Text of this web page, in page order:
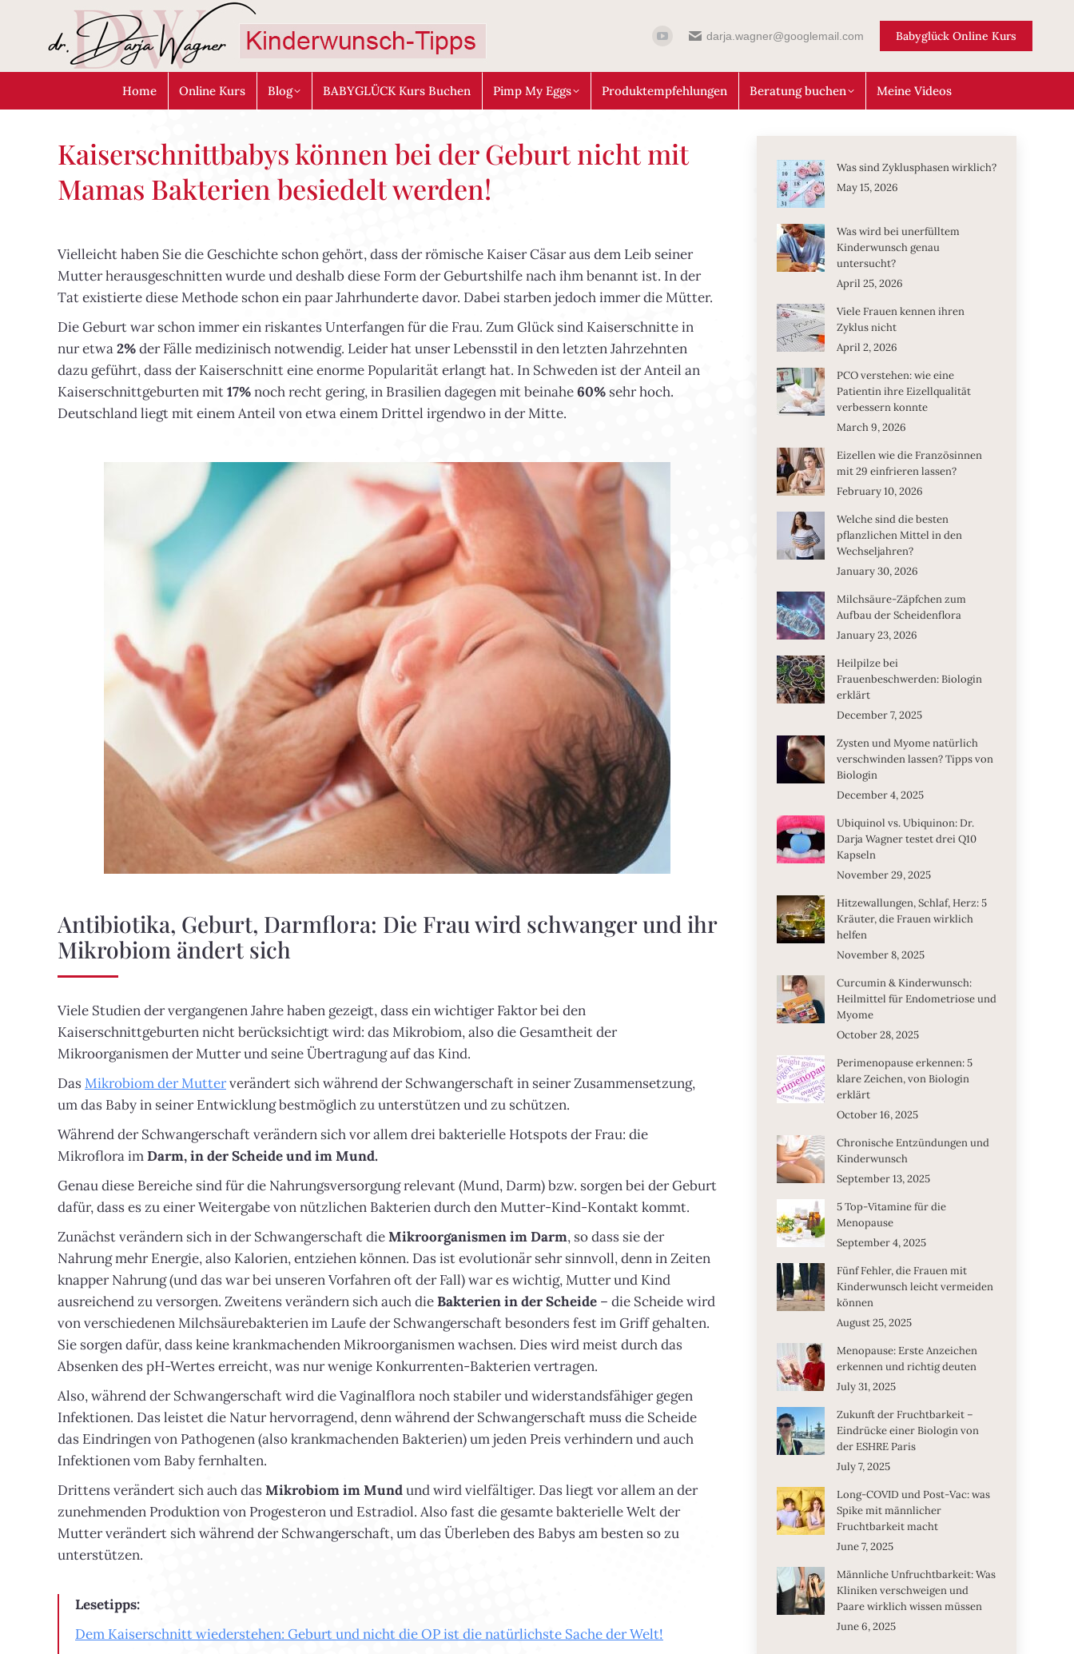
darja.wagner@googlemail.com Babyglück Online Kurs
Home Online Kurs Blog BABYGLÜCK Kurs Buchen Pimp My Eggs Produktempfehlungen Beratung buchen Meine Videos
Kaiserschnittbabys können bei der Geburt nicht mit
Mamas Bakterien besiedelt werden!
Vielleicht haben Sie die Geschichte schon gehört, dass der römische Kaiser Cäsar aus dem Leib seiner
Mutter herausgeschnitten wurde und deshalb diese Form der Geburtshilfe nach ihm benannt ist. In der
Tat existierte diese Methode schon ein paar Jahrhunderte davor. Dabei starben jedoch immer die Mütter.
Die Geburt war schon immer ein riskantes Unterfangen für die Frau. Zum Glück sind Kaiserschnitte in
nur etwa2%der Fälle medizinisch notwendig. Leider hat unser Lebensstil in den letzten Jahrzehnten
dazu geführt, dass der Kaiserschnitt eine enorme Popularität erlangt hat. In Schweden ist der Anteil an
Kaiserschnittgeburten mit17%noch recht gering, in Brasilien dagegen mit beinahe60% sehr hoch.
Deutschland liegt mit einem Anteil von etwa einem Drittel irgendwo in der Mitte.
Antibiotika, Geburt, Darmflora: Die Frau wird schwanger und ihr
Mikrobiom ändert sich
Viele Studien der vergangenen Jahre haben gezeigt, dass ein wichtiger Faktor bei den
Kaiserschnittgeburten nicht berücksichtigt wird: das Mikrobiom, also die Gesamtheit der
Mikroorganismen der Mutter und seine Übertragung auf das Kind.
DasMikrobiom der Mutterverändert sich während der Schwangerschaft in seiner Zusammensetzung,
um das Baby in seiner Entwicklung bestmöglich zu unterstützen und zu schützen.
Während der Schwangerschaft verändern sich vor allem drei bakterielle Hotspots der Frau: die
Mikroflora imDarm, in der Scheide und im Mund.
Genau diese Bereiche sind für die Nahrungsversorgung relevant (Mund, Darm) bzw. sorgen bei der Geburt
dafür, dass es zu einer Weitergabe von nützlichen Bakterien durch den Mutter-Kind-Kontakt kommt.
Zunächst verändern sich in der Schwangerschaft dieMikroorganismen imDarm, so dass sie der
Nahrung mehr Energie, also Kalorien, entziehen können. Das ist evolutionär sehr sinnvoll, denn in Zeiten
knapper Nahrung (und das war bei unseren Vorfahren oft der Fall) war es wichtig, Mutter und Kind
ausreichend zu versorgen. Zweitens verändern sich auch dieBakterien in der Scheide – die Scheide wird
von verschiedenen Milchsäurebakterien im Laufe der Schwangerschaft besonders fest im Griff gehalten.
Sie sorgen dafür, dass keine krankmachenden Mikroorganismen wachsen. Dies wird meist durch das
Absenken des pH-Wertes erreicht, was nur wenige Konkurrenten-Bakterien vertragen.
Also, während der Schwangerschaft wird die Vaginalflora noch stabiler und widerstandsfähiger gegen
Infektionen. Das leistet die Natur hervorragend, denn während der Schwangerschaft muss die Scheide
das Eindringen von Pathogenen (also krankmachenden Bakterien) um jeden Preis verhindern und auch
Infektionen vom Baby fernhalten.
Drittens verändert sich auch dasMikrobiom im Mundund wird vielfältiger. Das liegt vor allem an der
zunehmenden Produktion von Progesteron und Estradiol. Also fast die gesamte bakterielle Welt der
Mutter verändert sich während der Schwangerschaft, um das Überleben des Babys am besten so zu
unterstützen.
Lesetipps:
Dem Kaiserschnitt wiederstehen: Geburt und nicht die OP ist die natürlichste Sache der Welt!
Was sind Zyklusphasen wirklich?
May 15, 2026
Was wird bei unerfülltem
Kinderwunsch genau
untersucht?
April 25, 2026
Viele Frauen kennen ihren
Zyklus nicht
April 2, 2026
PCO verstehen: wie eine
Patientin ihre Eizellqualität
verbessern konnte
March 9, 2026
Eizellen wie die Französinnen
mit 29 einfrieren lassen?
February 10, 2026
Welche sind die besten
pflanzlichen Mittel in den
Wechseljahren?
January 30, 2026
Milchsäure-Zäpfchen zum
Aufbau der Scheidenflora
January 23, 2026
Heilpilze bei
Frauenbeschwerden: Biologin
erklärt
December 7, 2025
Zysten und Myome natürlich
verschwinden lassen? Tipps von
Biologin
December 4, 2025
Ubiquinol vs. Ubiquinon: Dr.
Darja Wagner testet drei Q10
Kapseln
November 29, 2025
Hitzewallungen, Schlaf, Herz: 5
Kräuter, die Frauen wirklich
helfen
November 8, 2025
Curcumin & Kinderwunsch:
Heilmittel für Endometriose und
Myome
October 28, 2025
Perimenopause erkennen: 5
klare Zeichen, von Biologin
erklärt
October 16, 2025
Chronische Entzündungen und
Kinderwunsch
September 13, 2025
5 Top-Vitamine für die
Menopause
September 4, 2025
Fünf Fehler, die Frauen mit
Kinderwunsch leicht vermeiden
können
August 25, 2025
Menopause: Erste Anzeichen
erkennen und richtig deuten
July 31, 2025
Zukunft der Fruchtbarkeit –
Eindrücke einer Biologin von
der ESHRE Paris
July 7, 2025
Long-COVID und Post-Vac: was
Spike mit männlicher
Fruchtbarkeit macht
June 7, 2025
Männliche Unfruchtbarkeit: Was
Kliniken verschweigen und
Paare wirklich wissen müssen
June 6, 2025